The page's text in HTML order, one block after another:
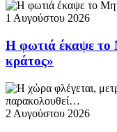
1 Αυγούστου 2026
Η φωτιά έκαψε το
κράτος»
2 Αυγούστου 2026